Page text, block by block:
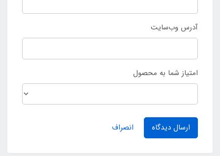
آدرس وب‌سایت
امتیاز شما به محصول
ارسال دیدگاه انصراف